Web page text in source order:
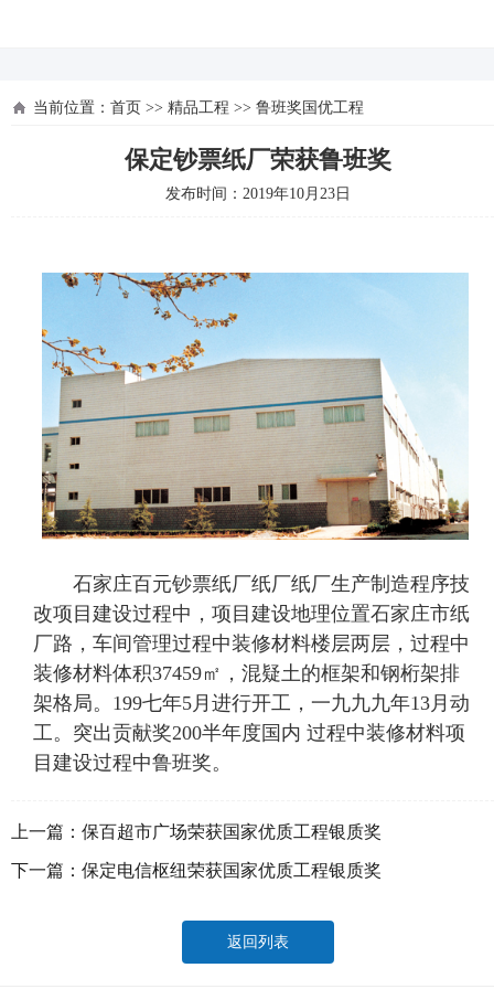
当前位置： 首页 >> 精品工程 >> 鲁班奖国优工程
保定钞票纸厂荣获鲁班奖
发布时间：2019年10月23日
石家庄百元钞票纸厂纸厂纸厂生产制造程序技
改项目建设过程中，项目建设地理位置石家庄市纸
厂路，车间管理过程中装修材料楼层两层，过程中
装修材料体积37459㎡，混疑土的框架和钢桁架排
架格局。199七年5月进行开工，一九九九年13月动
工。突出贡献奖200半年度国内 过程中装修材料项
目建设过程中鲁班奖。
上一篇： 保百超市广场荣获国家优质工程银质奖
下一篇： 保定电信枢纽荣获国家优质工程银质奖
返回列表